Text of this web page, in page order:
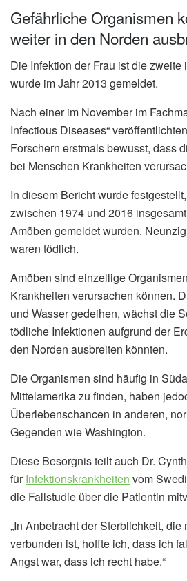
Gefährliche Organismen
weiter in den Norden
Die Infektion der Frau ist die zweite
wurde im Jahr 2013 gemeldet.
Nach einer im November im
Infectious Diseases“
Forschern erstmals bewusst, dass
bei Menschen Krankheiten
In diesem Bericht wurde
zwischen 1974 und 2016
Amöben gemeldet wurden.
waren tödlich.
Amöben sind einzellige
Krankheiten verursachen können.
und Wasser gedeihen, wächst die
tödliche Infektionen aufgrund der
den Norden ausbreiten könnten.
Die Organismen sind häufig in
Mittelamerika zu finden, haben
Überlebenschancen in anderen,
Gegenden wie Washington.
Diese Besorgnis teilt auch Dr.
fürInfektionskrankheiten vom
die Fallstudie über die Patientin
„In Anbetracht der Sterblichkeit, die
verbunden ist, hoffte ich, dass ich
Angst war, dass ich recht habe.“